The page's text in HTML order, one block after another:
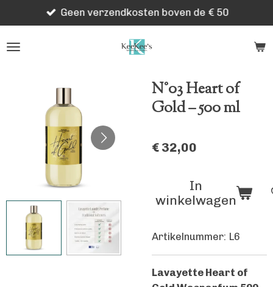
direct
naar
Geen verzendkosten boven de € 50
N°03 Heart of
Gold – 500 ml
€ 32,00
In
winkelwagen
Artikelnummer: L6
Lavayette Heart of